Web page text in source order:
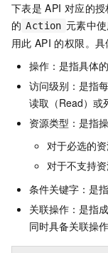
下表是 API 对应的
的 Action 元素中
用此 API 的权限。具
操作：是指具体的
访问级别：是指
读取（Read）或
资源类型：是指
对于必选的
对于不支持
条件关键字：是
关联操作：是指
同时具备关联操